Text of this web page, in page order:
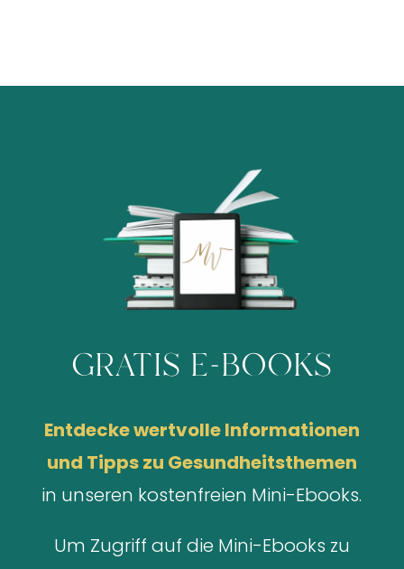
gratis e-books
Entdecke wertvolle Informationen
und Tipps zu Gesundheitsthemen
in unseren kostenfreien Mini-Ebooks.
Um Zugriff auf die Mini-Ebooks zu